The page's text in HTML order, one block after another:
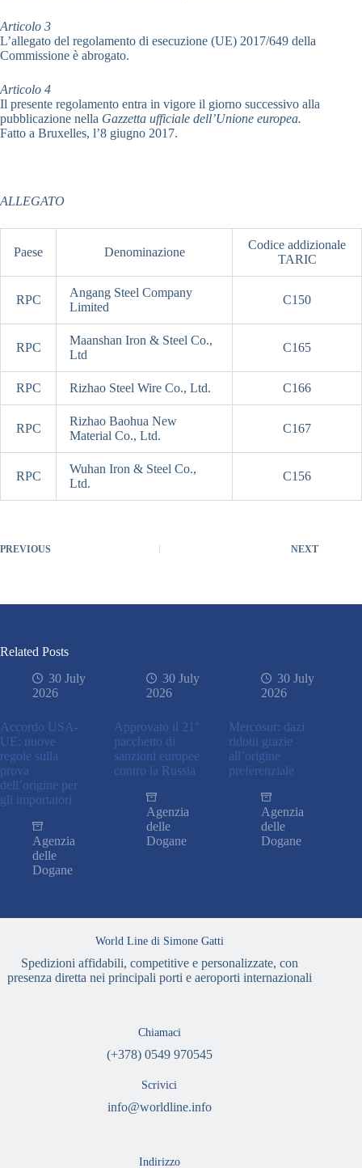
Articolo 3
L’allegato del regolamento di esecuzione (UE) 2017/649 della
Commissione è abrogato.
Articolo 4
Il presente regolamento entra in vigore il giorno successivo alla
pubblicazione nella Gazzetta ufficiale dell’Unione europea.
Fatto a Bruxelles, l’8 giugno 2017.
ALLEGATO
Paese Denominazione
Codice addizionale
TARIC
RPC
Angang Steel Company
Limited
C150
RPC
Maanshan Iron & Steel Co.,
Ltd
C165
RPC Rizhao Steel Wire Co., Ltd. C166
RPC
Rizhao Baohua New
Material Co., Ltd.
C167
RPC
Wuhan Iron & Steel Co.,
Ltd.
C156
PREVIOUS NEXT
Related Posts
30 July
2026
Accordo USA-
UE: nuove
regole sulla
prova
dell’origine per
gli importatori
Agenzia
delle
Dogane
30 July
2026
Approvato il 21°
pacchetto di
sanzioni europee
contro la Russia
Agenzia
delle
Dogane
30 July
2026
Mercosur: dazi
ridotti grazie
all’origine
preferenziale
Agenzia
delle
Dogane
World Line di Simone Gatti
Spedizioni affidabili, competitive e personalizzate, con
presenza diretta nei principali porti e aeroporti internazionali
Chiamaci
(+378) 0549 970545
Scrivici
info@worldline.info
Indirizzo